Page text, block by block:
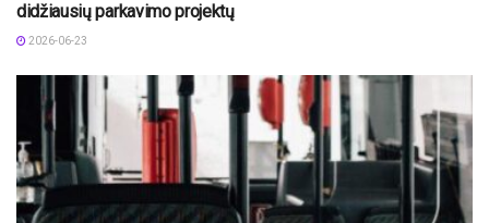
didžiausių parkavimo projektų
2026-06-23